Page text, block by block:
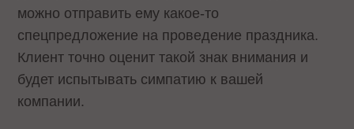
можно отправить ему какое-то
спецпредложение на проведение праздника.
Клиент точно оценит такой знак внимания и
будет испытывать симпатию к вашей
компании.